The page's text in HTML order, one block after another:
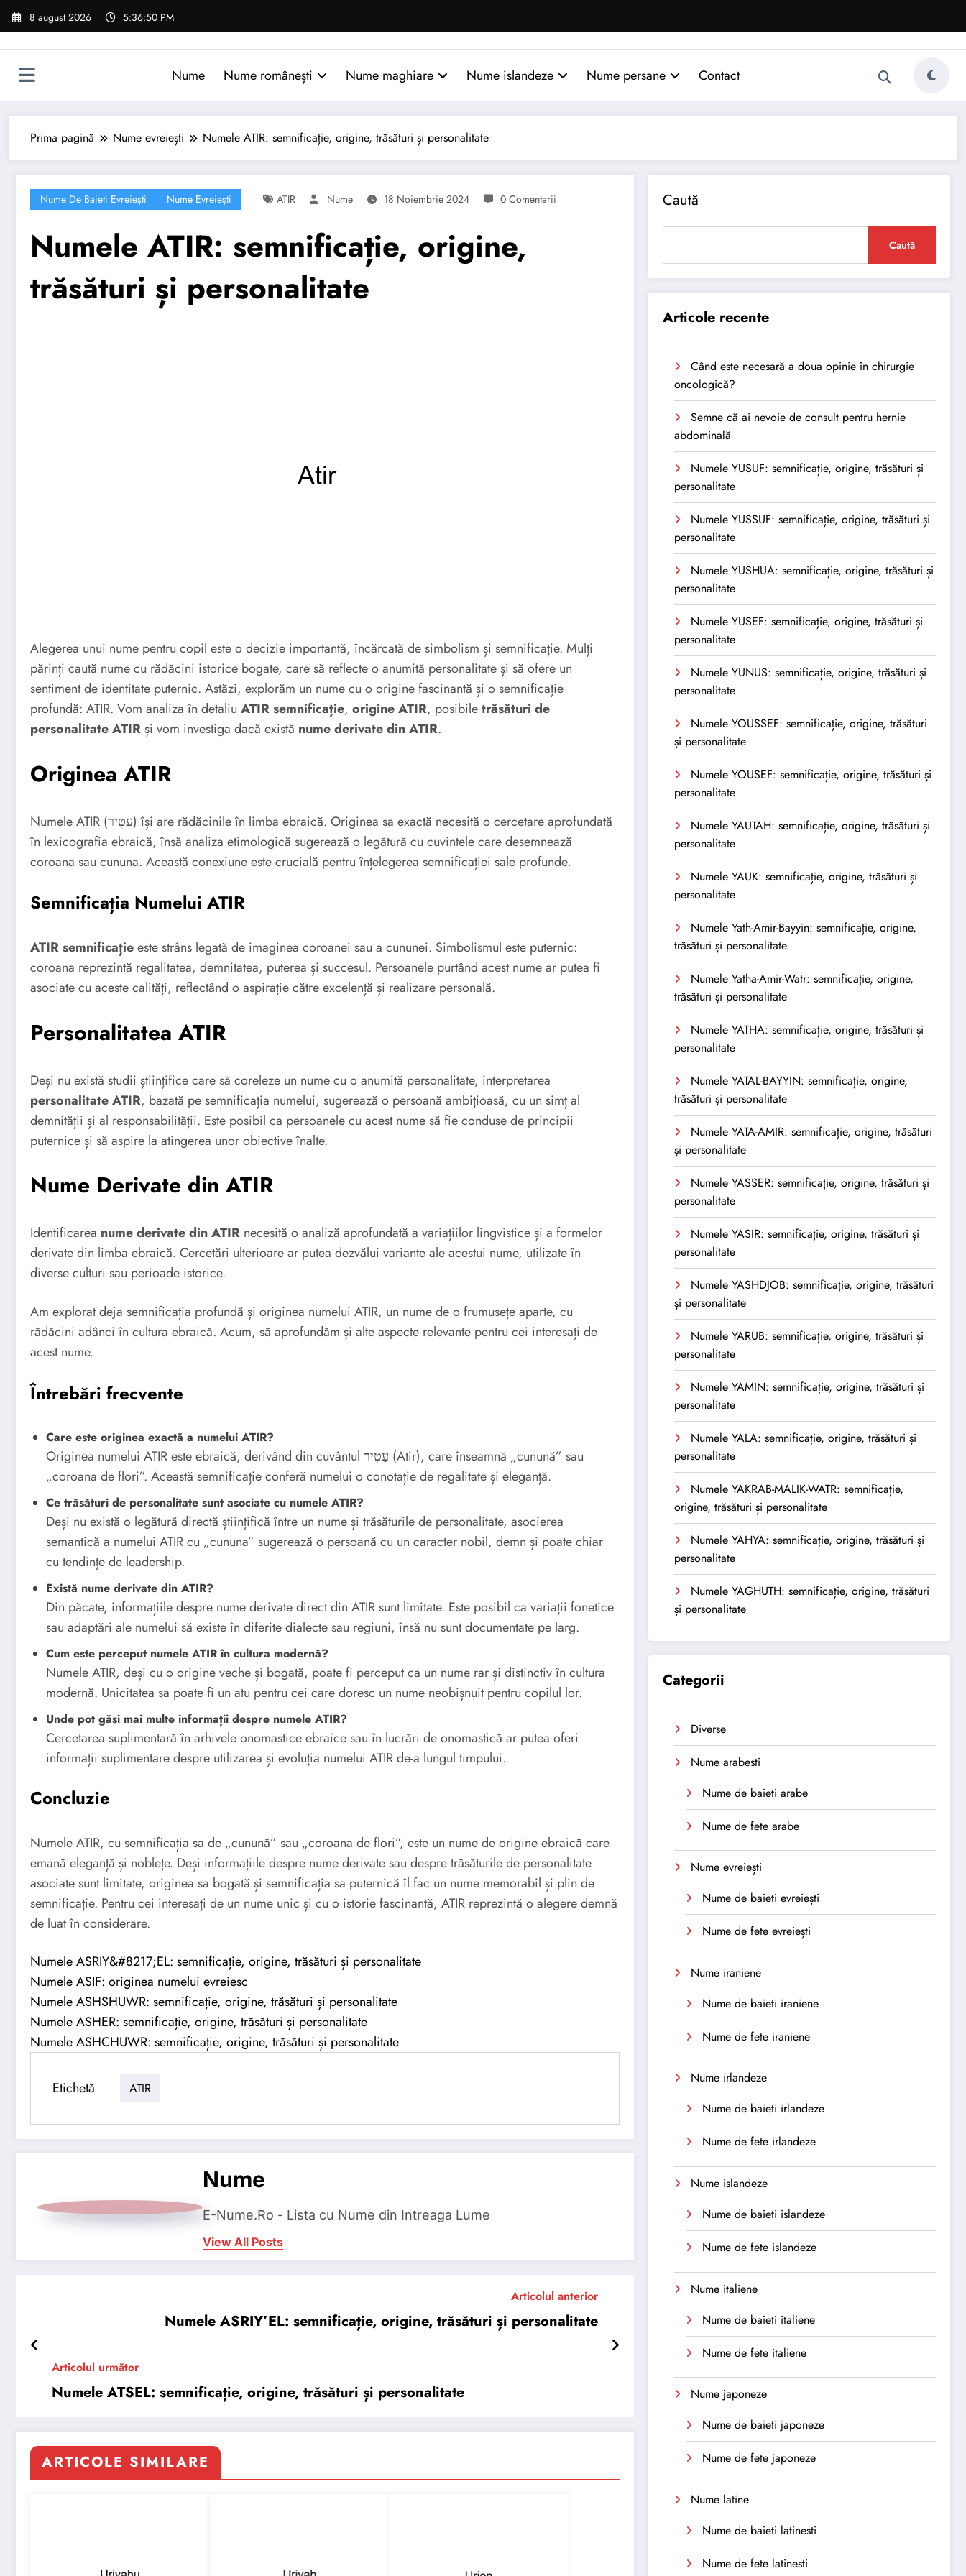
Sari
8 august 2026 5:36:51 PM
Nume Nume românești Nume maghiare Nume islandeze Nume persane Contact
Prima pagină Nume evreiești Numele ATIR: semnificație, origine, trăsături și personalitate
Nume De Baieti Evreiești Nume Evreiești ATIR Nume 18 Noiembrie 2024 0 Comentarii
Numele ATIR: semnificație, origine,
trăsături și personalitate
Alegerea unui nume pentru copil este o decizie importantă, încărcată de simbolism și semnificație. Mulți
părinți caută nume cu rădăcini istorice bogate, care să reflecte o anumită personalitate și să ofere un
sentiment de identitate puternic. Astăzi, explorăm un nume cu o origine fascinantă și o semnificație
profundă: ATIR. Vom analiza în detaliu ATIR semnificație, origine ATIR, posibiletrăsături de
personalitate ATIRși vom investiga dacă există nume derivate din ATIR.
Originea ATIR
Numele ATIR (עַטִיר) își are rădăcinile în limba ebraică. Originea sa exactă necesită o cercetare aprofundată
în lexicografia ebraică, însă analiza etimologică sugerează o legătură cu cuvintele care desemnează
coroana sau cununa. Această conexiune este crucială pentru înțelegerea semnificației sale profunde.
Semnificația Numelui ATIR
ATIR semnificațieeste strâns legată de imaginea coroanei sau a cununei. Simbolismul este puternic:
coroana reprezintă regalitatea, demnitatea, puterea și succesul. Persoanele purtând acest nume ar putea fi
asociate cu aceste calități, reflectând o aspirație către excelență și realizare personală.
Personalitatea ATIR
Deși nu există studii științifice care să coreleze un nume cu o anumită personalitate, interpretarea
personalitate ATIR, bazată pe semnificația numelui, sugerează o persoană ambițioasă, cu un simț al
demnității și al responsabilității. Este posibil ca persoanele cu acest nume să fie conduse de principii
puternice și să aspire la atingerea unor obiective înalte.
Nume Derivate din ATIR
Identificarea nume derivate din ATIR necesită o analiză aprofundată a variațiilor lingvistice și a formelor
derivate din limba ebraică. Cercetări ulterioare ar putea dezvălui variante ale acestui nume, utilizate în
diverse culturi sau perioade istorice.
Am explorat deja semnificația profundă și originea numelui ATIR, un nume de o frumusețe aparte, cu
rădăcini adânci în cultura ebraică. Acum, să aprofundăm și alte aspecte relevante pentru cei interesați de
acest nume.
Întrebări frecvente
Care este originea exactă a numelui ATIR?
Originea numelui ATIR este ebraică, derivând din cuvântul עַטִיר (Atir), care înseamnă „cunună” sau
„coroana de flori”. Această semnificație conferă numelui o conotație de regalitate și eleganță.
Ce trăsături de personalitate sunt asociate cu numele ATIR?
Deși nu există o legătură directă științifică între un nume și trăsăturile de personalitate, asocierea
semantică a numelui ATIR cu „cununa” sugerează o persoană cu un caracter nobil, demn și poate chiar
cu tendințe de leadership.
Există nume derivate din ATIR?
Din păcate, informațiile despre nume derivate direct din ATIR sunt limitate. Este posibil ca variații fonetice
sau adaptări ale numelui să existe în diferite dialecte sau regiuni, însă nu sunt documentate pe larg.
Cum este perceput numele ATIR în cultura modernă?
Numele ATIR, deși cu o origine veche și bogată, poate fi perceput ca un nume rar și distinctiv în cultura
modernă. Unicitatea sa poate fi un atu pentru cei care doresc un nume neobișnuit pentru copilul lor.
Unde pot găsi mai multe informații despre numele ATIR?
Cercetarea suplimentară în arhivele onomastice ebraice sau în lucrări de onomastică ar putea oferi
informații suplimentare despre utilizarea și evoluția numelui ATIR de-a lungul timpului.
Concluzie
Numele ATIR, cu semnificația sa de „cunună” sau „coroana de flori”, este un nume de origine ebraică care
emană eleganță și noblețe. Deși informațiile despre nume derivate sau despre trăsăturile de personalitate
asociate sunt limitate, originea sa bogată și semnificația sa puternică îl fac un nume memorabil și plin de
semnificație. Pentru cei interesați de un nume unic și cu o istorie fascinantă, ATIR reprezintă o alegere demnă
de luat în considerare.
Numele ASRIY&#8217;EL: semnificație, origine, trăsături și personalitate
Numele ASIF: originea numelui evreiesc
Numele ASHSHUWR: semnificație, origine, trăsături și personalitate
Numele ASHER: semnificație, origine, trăsături și personalitate
Numele ASHCHUWR: semnificație, origine, trăsături și personalitate
Etichetă ATIR
Nume
E-Nume.Ro - Lista cu Nume din Intreaga Lume
View All Posts
Articolul anterior
Numele ASRIY’EL: semnificație, origine, trăsături și personalitate
Articolul următor
Numele ATSEL: semnificație, origine, trăsături și personalitate
ARTICOLE SIMILARE
Caută
Caută
Articole recente
Când este necesară a doua opinie în chirurgie
oncologică?
Semne că ai nevoie de consult pentru hernie
abdominală
Numele YUSUF: semnificație, origine, trăsături și
personalitate
Numele YUSSUF: semnificație, origine, trăsături și
personalitate
Numele YUSHUA: semnificație, origine, trăsături și
personalitate
Numele YUSEF: semnificație, origine, trăsături și
personalitate
Numele YUNUS: semnificație, origine, trăsături și
personalitate
Numele YOUSSEF: semnificație, origine, trăsături
și personalitate
Numele YOUSEF: semnificație, origine, trăsături și
personalitate
Numele YAUTAH: semnificație, origine, trăsături și
personalitate
Numele YAUK: semnificație, origine, trăsături și
personalitate
Numele Yath-Amir-Bayyin: semnificație, origine,
trăsături și personalitate
Numele Yatha-Amir-Watr: semnificație, origine,
trăsături și personalitate
Numele YATHA: semnificație, origine, trăsături și
personalitate
Numele YATAL-BAYYIN: semnificație, origine,
trăsături și personalitate
Numele YATA-AMIR: semnificație, origine, trăsături
și personalitate
Numele YASSER: semnificație, origine, trăsături și
personalitate
Numele YASIR: semnificație, origine, trăsături și
personalitate
Numele YASHDJOB: semnificație, origine, trăsături
și personalitate
Numele YARUB: semnificație, origine, trăsături și
personalitate
Numele YAMIN: semnificație, origine, trăsături și
personalitate
Numele YALA: semnificație, origine, trăsături și
personalitate
Numele YAKRAB-MALIK-WATR: semnificație,
origine, trăsături și personalitate
Numele YAHYA: semnificație, origine, trăsături și
personalitate
Numele YAGHUTH: semnificație, origine, trăsături
și personalitate
Categorii
Diverse
Nume arabesti
Nume de baieti arabe
Nume de fete arabe
Nume evreiești
Nume de baieti evreiești
Nume de fete evreiești
Nume iraniene
Nume de baieti iraniene
Nume de fete iraniene
Nume irlandeze
Nume de baieti irlandeze
Nume de fete irlandeze
Nume islandeze
Nume de baieti islandeze
Nume de fete islandeze
Nume italiene
Nume de baieti italiene
Nume de fete italiene
Nume japoneze
Nume de baieti japoneze
Nume de fete japoneze
Nume latine
Nume de baieti latinesti
Nume de fete latinesti